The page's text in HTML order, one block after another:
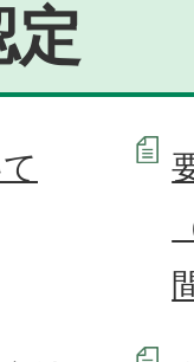
定